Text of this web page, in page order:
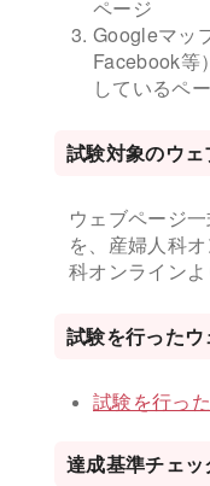
ページ
Googleマッ
Facebook等
しているペ
試験対象のウ
ウェブページ
を、産婦人科
科オンラインよ
試験を行った
試験を行っ
達成基準チェッ